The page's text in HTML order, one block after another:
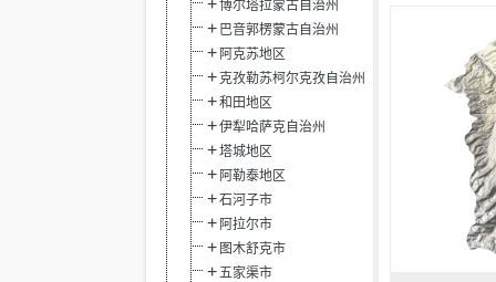
博尔塔拉蒙古自治州
巴音郭楞蒙古自治州
阿克苏地区
克孜勒苏柯尔克孜自治州
和田地区
伊犁哈萨克自治州
塔城地区
阿勒泰地区
石河子市
阿拉尔市
图木舒克市
五家渠市